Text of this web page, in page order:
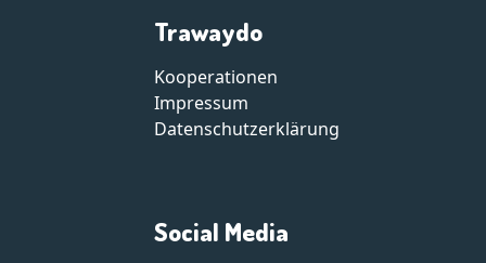
Trawaydo
Kooperationen
Impressum
Datenschutzerklärung
Social Media